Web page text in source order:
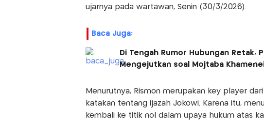
ujarnya pada wartawan, Senin (30/3/2026).
Baca Juga:
Di Tengah Rumor Hubungan Retak,
Mengejutkan soal Mojtaba
Menurutnya, Rismon merupakan key player
katakan tentang ijazah Jokowi. Karena itu,
kembali ke titik nol dalam upaya hukum atas